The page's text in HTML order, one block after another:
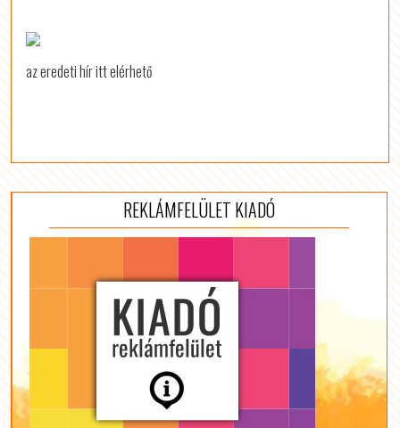
az eredeti hír itt elérhető
REKLÁMFELÜLET KIADÓ